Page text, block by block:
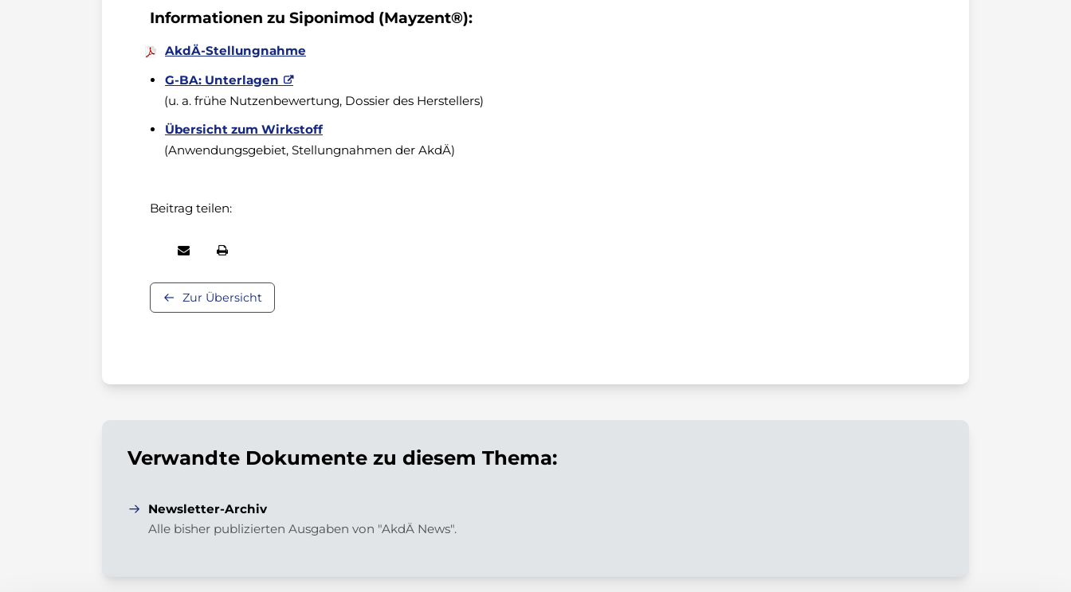
Informationen zu Siponimod (Mayzent®):
AkdÄ-Stellungnahme
G-BA: Unterlagen
(u. a. frühe Nutzenbewertung, Dossier des Herstellers)
Übersicht zum Wirkstoff
(Anwendungsgebiet, Stellungnahmen der AkdÄ)
Beitrag teilen:
Zur Übersicht
Verwandte Dokumente zu diesem Thema:
Newsletter-Archiv
Alle bisher publizierten Ausgaben von "AkdÄ News".